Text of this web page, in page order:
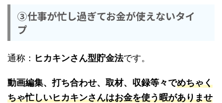
③仕事が忙し過ぎてお金が使えないタイ
プ
通称： ヒカキンさん型貯金法です。
動画編集、打ち合わせ、取材、収録等々でめちゃく
ちゃ忙しいヒカキンさんはお金を使う暇がありませ